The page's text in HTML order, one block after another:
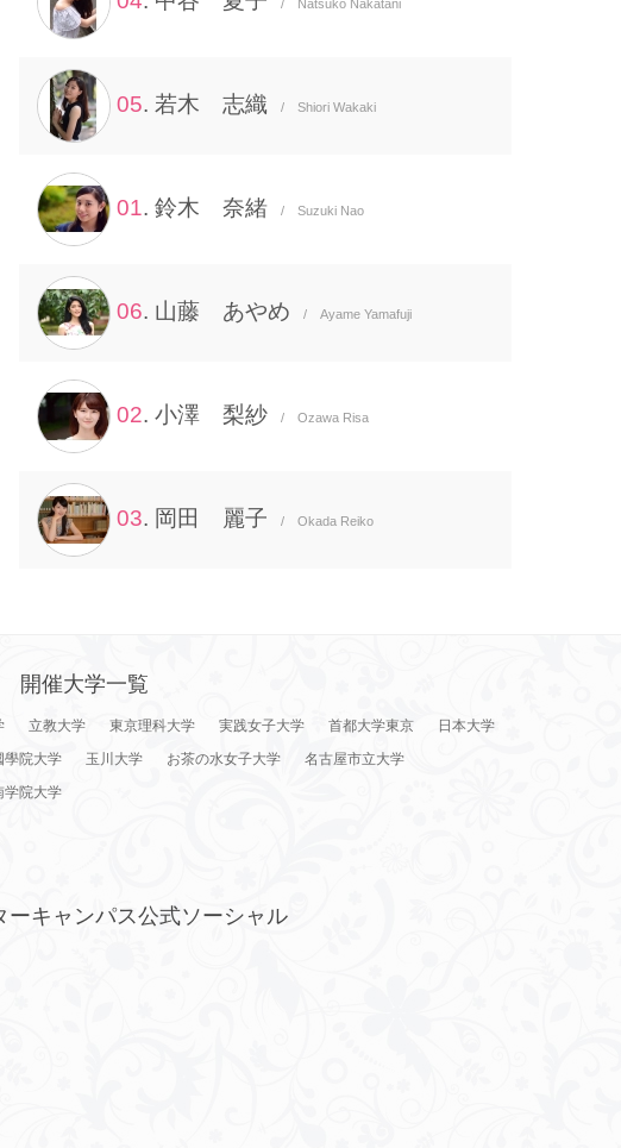
/ Natsuko Nakatani
05. 若木 志織 / Shiori Wakaki
01. 鈴木 奈緒 / Suzuki Nao
06. 山藤 あやめ / Ayame Yamafuji
02. 小澤 梨紗 / Ozawa Risa
03. 岡田 麗子 / Okada Reiko
開催大学一覧
立教大学 東京理科大学 実践女子大学 首都大学東京
日本大学
學院大学 玉川大学 お茶の水女子大学
名古屋市立大学
学院大学
ーキャンパス公式ソーシャル